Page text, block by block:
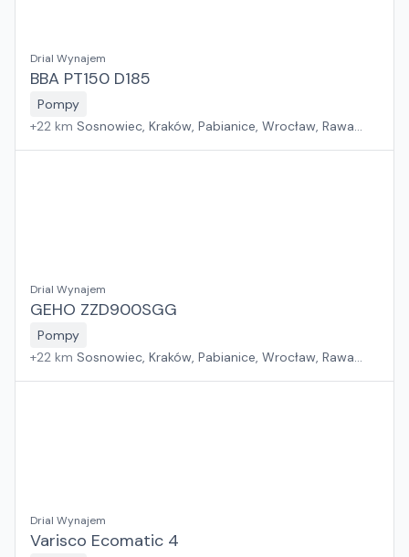
Drial Wynajem
BBA PT150 D185
Pompy
+22 km Sosnowiec, Kraków, Pabianice, Wrocław, Rawa
Drial Wynajem
GEHO ZZD900SGG
Pompy
+22 km Sosnowiec, Kraków, Pabianice, Wrocław, Rawa
Drial Wynajem
Varisco Ecomatic 4